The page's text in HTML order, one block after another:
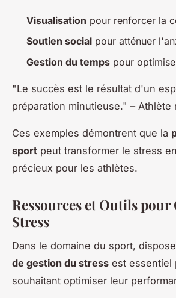
Visualisation pour renforcer la
Soutien social pour atténuer
Gestion du temps pour
"Le succès est le résultat d'un
préparation minutieuse." – Athlète
Ces exemples démontrent que la
sport peut transformer le stress
précieux pour les athlètes.
Ressources et Outils pour
Stress
Dans le domaine du sport,
de gestion du stress est essentiel
souhaitant optimiser leur